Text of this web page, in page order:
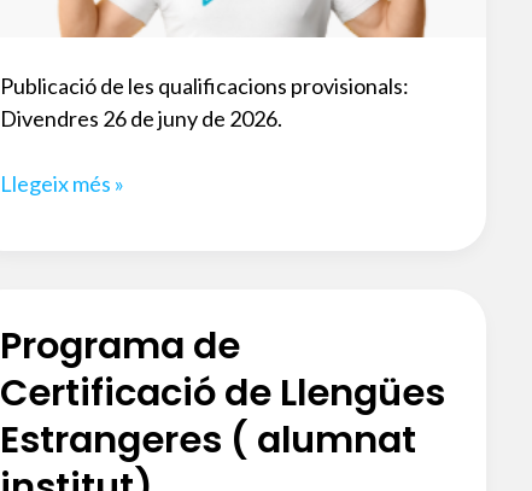
Publicació de les qualificacions provisionals:
Divendres 26 de juny de 2026.
Resultats
B2,
C1
&
C2
Llegeix més »
Programa de
Certificació de Llengües
Estrangeres ( alumnat